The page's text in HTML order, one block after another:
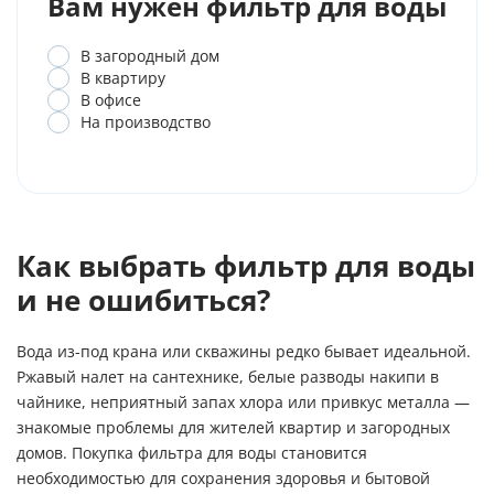
Вам нужен фильтр для воды
В загородный дом
В квартиру
В офисе
На производство
Как выбрать фильтр для воды
и не ошибиться?
Вода из-под крана или скважины редко бывает идеальной.
Ржавый налет на сантехнике, белые разводы накипи в
чайнике, неприятный запах хлора или привкус металла —
знакомые проблемы для жителей квартир и загородных
домов. Покупка фильтра для воды становится
необходимостью для сохранения здоровья и бытовой